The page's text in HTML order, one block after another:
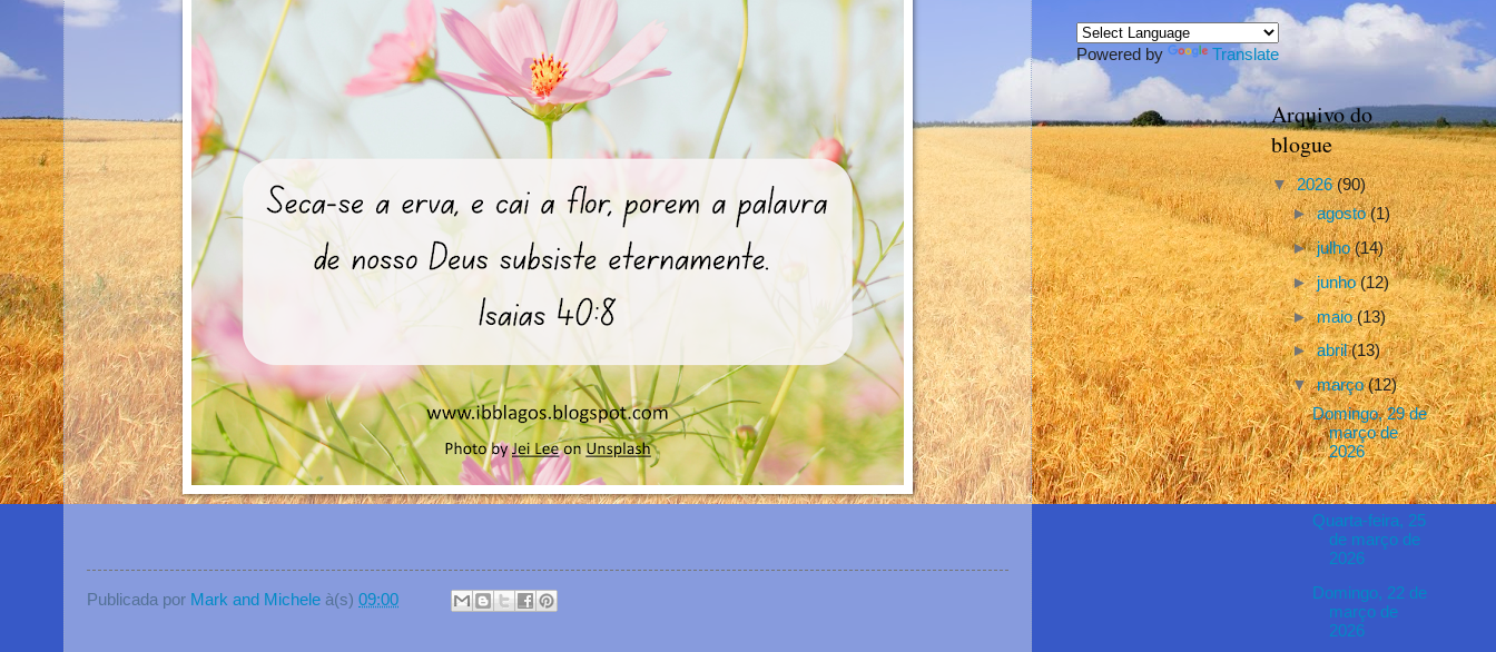
Publicada por Mark and Michele à(s) 09:00
Powered by Translate
Arquivo do
blogue
▼2026(90)
►agosto(1)
►julho(14)
►junho(12)
►maio(13)
►abril(13)
▼março(12)
Domingo, 29 de
março de
2026
Quarta-feira, 25
de março de
2026
Domingo, 22 de
março de
2026